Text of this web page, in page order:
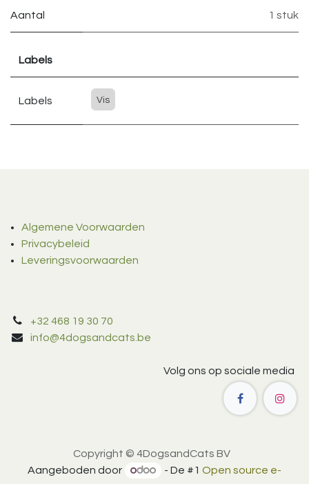
Aantal 1 stuk
Labels
Labels Vis
Algemene Voorwaarden
Privacybeleid
Leveringsvoorwaarden
+32 468 19 30 70
info@4dogsandcats.be
Volg ons op sociale media
Copyright © 4DogsandCats BV
Aangeboden door
- De #1 Open source e-